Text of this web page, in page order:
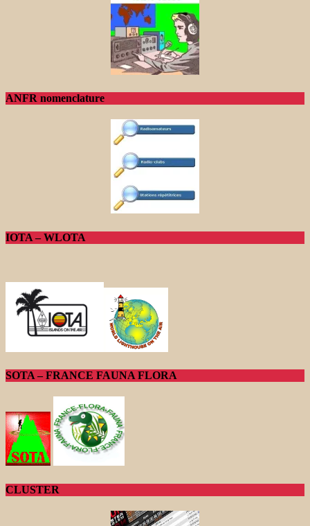
ANFR nomenclature
IOTA – WLOTA
SOTA – FRANCE FAUNA FLORA
CLUSTER